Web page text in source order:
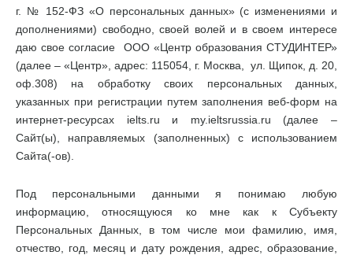
г. № 152-ФЗ «О персональных данных» (с изменениями и
дополнениями) свободно, своей волей и в своем интересе
даю свое согласие ООО «Центр образования СТУДИНТЕР»
(далее – «Центр», адрес: 115054, г. Москва, ул. Щипок, д. 20,
оф.308) на обработку своих персональных данных,
указанных при регистрации путем заполнения веб-форм на
интернет-ресурсах ielts.ru и my.ieltsrussia.ru (далее –
Сайт(ы), направляемых (заполненных) с использованием
Сайта(-ов).
Под персональными данными я понимаю любую
информацию, относящуюся ко мне как к Субъекту
Персональных Данных, в том числе мои фамилию, имя,
отчество, год, месяц и дату рождения, адрес, образование,